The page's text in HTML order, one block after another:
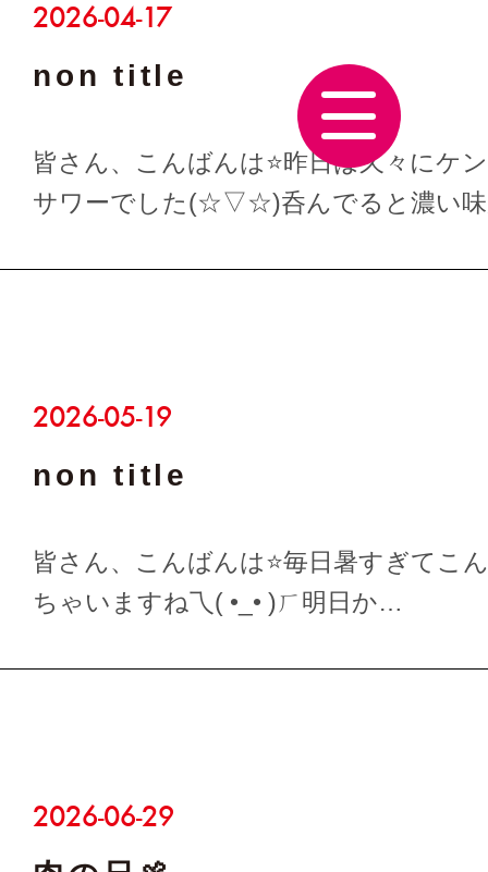
2026-07-14
non title
皆さん、こんばんは⭐今日も暑かった
ルが手放せない季節になりました